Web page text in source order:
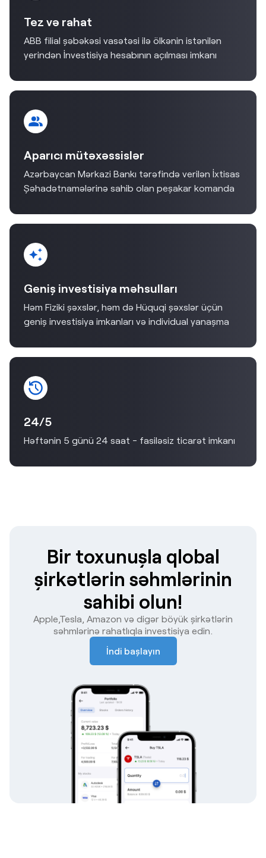
Tez və rahat
ABB filial şəbəkəsi vasətəsi ilə ölkənin istənilən
yerindən İnvestisiya hesabının açılması imkanı
Aparıcı mütəxəssislər
Azərbaycan Mərkazi Bankı tərəfində verilən İxtisas
Şəhadətnamələrinə sahib olan peşakar komanda
Geniş investisiya məhsulları
Həm Fiziki şəxslər, həm də Hüquqi şəxslər üçün
geniş investisiya imkanları və individual yanaşma
24/5
Həftənin 5 günü 24 saat - fasiləsiz ticarət imkanı
Bir toxunuşla qlobal
şirkətlərin səhmlərinin
sahibi olun!
Apple,Tesla, Amazon və digər böyük şirkətlərin
səhmlərinə rahatlıqla investisiya edin.
İndi başlayın